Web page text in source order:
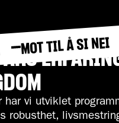
MOT TIL Å SI NEI
har vi utviklet
robusthet,